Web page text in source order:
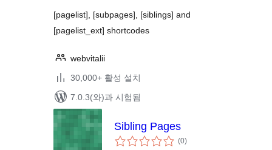
[pagelist], [subpages], [siblings] and
[pagelist_ext] shortcodes
webvitalii
30,000+ 활성 설치
7.0.3(와)과 시험됨
Sibling Pages
(0전
체)